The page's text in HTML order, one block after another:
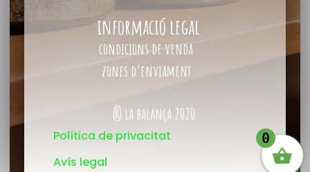
informació legal
condicions de venda
zones d’enviament
® la balança 2020
Política de privacitat
Avís legal
0